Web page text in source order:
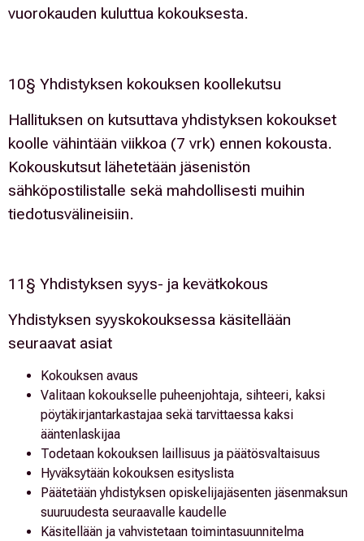
vuorokauden kuluttua kokouksesta.
10§ Yhdistyksen kokouksen koollekutsu
Hallituksen on kutsuttava yhdistyksen kokoukset
koolle vähintään viikkoa (7 vrk) ennen kokousta.
Kokouskutsut lähetetään jäsenistön
sähköpostilistalle sekä mahdollisesti muihin
tiedotusvälineisiin.
11§ Yhdistyksen syys- ja kevätkokous
Yhdistyksen syyskokouksessa käsitellään
seuraavat asiat
Kokouksen avaus
Valitaan kokoukselle puheenjohtaja, sihteeri, kaksi
pöytäkirjantarkastajaa sekä tarvittaessa kaksi
ääntenlaskijaa
Todetaan kokouksen laillisuus ja päätösvaltaisuus
Hyväksytään kokouksen esityslista
Päätetään yhdistyksen opiskelijajäsenten jäsenmaksun
suuruudesta seuraavalle kaudelle
Käsitellään ja vahvistetaan toimintasuunnitelma